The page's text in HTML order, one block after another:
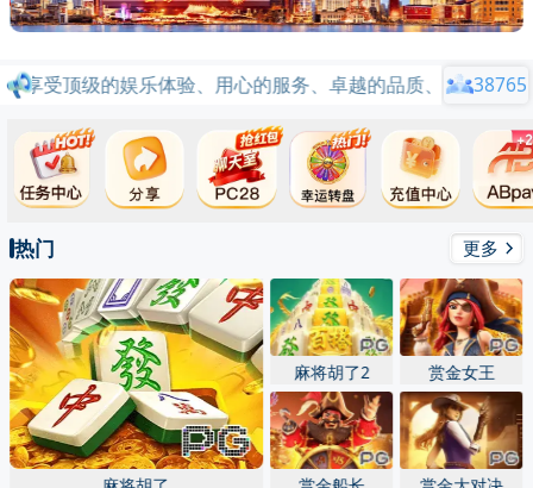
享受顶级的娱乐体验、用心的服务、卓越的品质、行业标杆品
38765
麻将胡了
麻将胡了2 赏金女王
赏金船长 赏金大对决
关闭
先点击，再“添加到主屏幕”